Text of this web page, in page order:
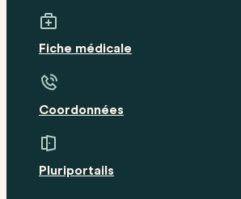
Fiche médicale
Coordonnées
Pluriportails